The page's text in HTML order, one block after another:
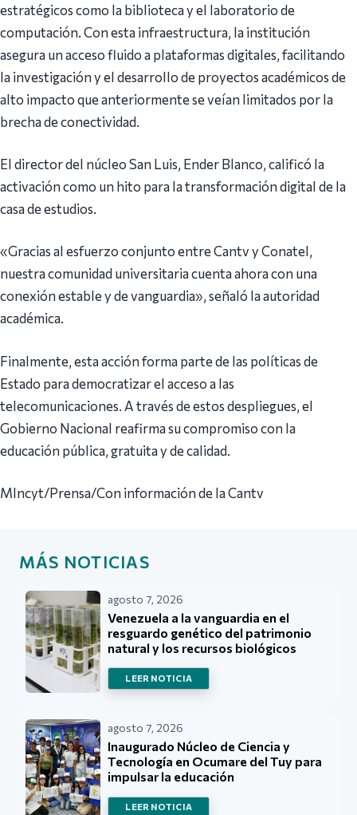
estratégicos como la biblioteca y el laboratorio de
computación. Con esta infraestructura, la institución
asegura un acceso fluido a plataformas digitales, facilitando
la investigación y el desarrollo de proyectos académicos de
alto impacto que anteriormente se veían limitados por la
brecha de conectividad.
El director del núcleo San Luis, Ender Blanco, calificó la
activación como un hito para la transformación digital de la
casa de estudios.
«Gracias al esfuerzo conjunto entre Cantv y Conatel,
nuestra comunidad universitaria cuenta ahora con una
conexión estable y de vanguardia», señaló la autoridad
académica.
Finalmente, esta acción forma parte de las políticas de
Estado para democratizar el acceso a las
telecomunicaciones. A través de estos despliegues, el
Gobierno Nacional reafirma su compromiso con la
educación pública, gratuita y de calidad.
MIncyt/Prensa/Con información de la Cantv
MÁS NOTICIAS
agosto 7, 2026
Venezuela a la vanguardia en el
resguardo genético del patrimonio
natural y los recursos biológicos
LEER NOTICIA
agosto 7, 2026
Inaugurado Núcleo de Ciencia y
Tecnología en Ocumare del Tuy para
impulsar la educación
LEER NOTICIA